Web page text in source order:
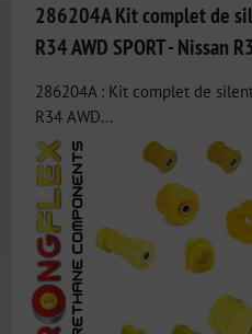
286204A Kit complet de
R34 AWD SPORT - Nissan
286204A : Kit complet de
R34 AWD...